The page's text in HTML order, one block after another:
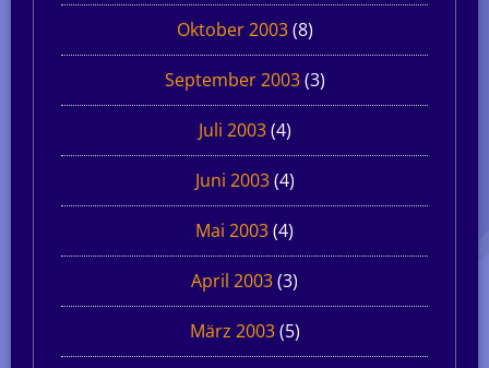
Oktober 2003(8)
September 2003(3)
Juli 2003(4)
Juni 2003(4)
Mai 2003(4)
April 2003(3)
März 2003(5)